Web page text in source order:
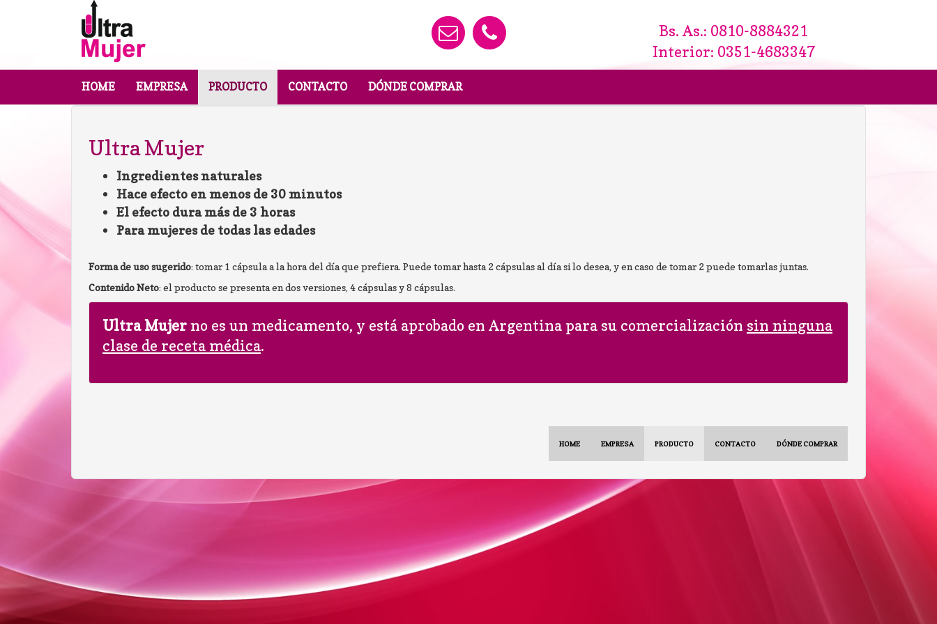
Bs. As.: 0810-8884321
Interior: 0351-4683347
HOME EMPRESA PRODUCTO CONTACTO DÓNDE COMPRAR
Ultra Mujer
Ingredientes naturales
Hace efecto en menos de 30 minutos
El efecto dura más de 3 horas
Para mujeres de todas las edades
Forma de uso sugerido: tomar 1 cápsula a la hora del día que prefiera. Puede tomar hasta 2 cápsulas al día si lo desea, y en caso de tomar 2 puede tomarlas juntas.
Contenido Neto: el producto se presenta en dos versiones, 4 cápsulas y 8 cápsulas.
Ultra Mujer no es un medicamento, y está aprobado en Argentina para su comercialización sin ninguna
clase de receta médica.
HOME EMPRESA PRODUCTO CONTACTO DÓNDE COMPRAR